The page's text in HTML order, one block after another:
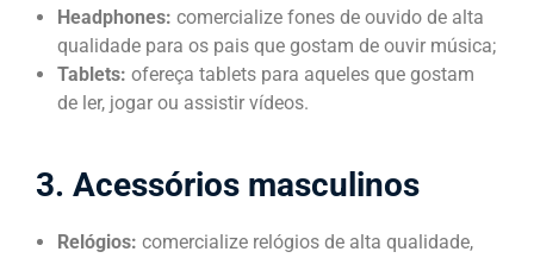
Headphones: comercialize fones de ouvido de alta
qualidade para os pais que gostam de ouvir música;
Tablets: ofereça tablets para aqueles que gostam
de ler, jogar ou assistir vídeos.
3. Acessórios masculinos
Relógios: comercialize relógios de alta qualidade,